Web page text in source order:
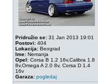
Pridružio se: 31 Jan 2013 19:01
Postovi: 404
Lokacija: Beograd
Ime: Nemanja
Opel: Corsa B 1.2 16v,Calibra 1.8
8v,Omega A 2.0 8v, Corsa D 1.4
16v
Garaza: pogledaj